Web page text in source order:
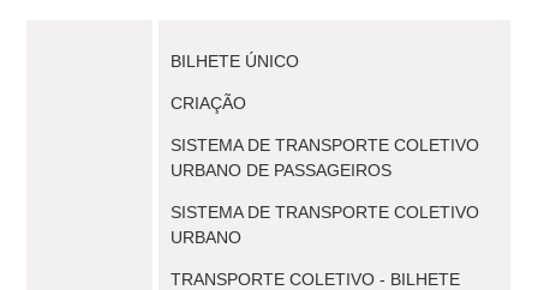
BILHETE ÚNICO
CRIAÇÃO
SISTEMA DE TRANSPORTE COLETIVO
URBANO DE PASSAGEIROS
SISTEMA DE TRANSPORTE COLETIVO
URBANO
TRANSPORTE COLETIVO - BILHETE